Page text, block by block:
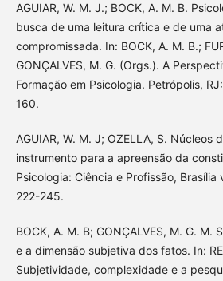
AGUIAR, W. M. J.; BOCK, A. M. B.
busca de uma leitura crítica e de uma
compromissada. In: BOCK, A. M. B.;
GONÇALVES, M. G. (Orgs.). A
Formação em Psicologia. Petrópolis,
160.
AGUIAR, W. M. J; OZELLA, S. Núcleos
instrumento para a apreensão da
Psicologia: Ciência e Profissão,
222-245.
BOCK, A. M. B; GONÇALVES, M. G. M.
e a dimensão subjetiva dos fatos. In:
Subjetividade, complexidade e a